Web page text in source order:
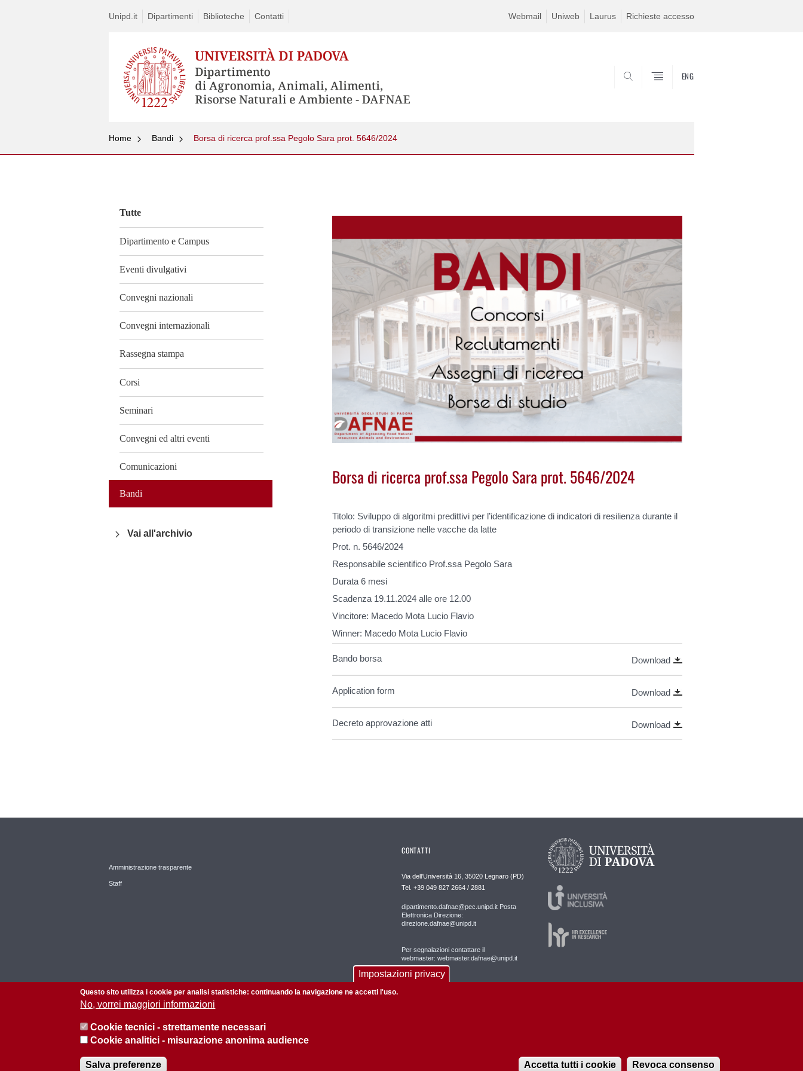
Unipd.it Dipartimenti Biblioteche Contatti Webmail Uniweb Laurus Richieste accesso
ENG
Home Bandi Borsa di ricerca prof.ssa Pegolo Sara prot. 5646/2024
Tutte
Dipartimento e Campus
Eventi divulgativi
Convegni nazionali
Convegni internazionali
Rassegna stampa
Corsi
Seminari
Convegni ed altri eventi
Comunicazioni
Bandi
Vai all'archivio
Borsa di ricerca prof.ssa Pegolo Sara prot. 5646/2024
Titolo: Sviluppo di algoritmi predittivi per l’identificazione di indicatori di resilienza durante il
periodo di transizione nelle vacche da latte
Prot. n. 5646/2024
Responsabile scientifico Prof.ssa Pegolo Sara
Durata 6 mesi
Scadenza 19.11.2024 alle ore 12.00
Vincitore: Macedo Mota Lucio Flavio
Winner: Macedo Mota Lucio Flavio
Bando borsa Download
Application form Download
Decreto approvazione atti Download
Amministrazione trasparente
Staff
CONTATTI
Via dell'Università 16, 35020 Legnaro (PD)
Tel. +39 049 827 2664 / 2881
dipartimento.dafnae@pec.unipd.it Posta
Elettronica Direzione:
direzione.dafnae@unipd.it
Per segnalazioni contattare il
webmaster: webmaster.dafnae@unipd.it
P.I. 00742430283 C.F. 80006480281
Impostazioni privacy
Questo sito utilizza i cookie per analisi statistiche: continuando la navigazione ne accetti l'uso.
No, vorrei maggiori informazioni
Cookie tecnici - strettamente necessari
Cookie analitici - misurazione anonima audience
Salva preferenze Accetta tutti i cookie Revoca consenso